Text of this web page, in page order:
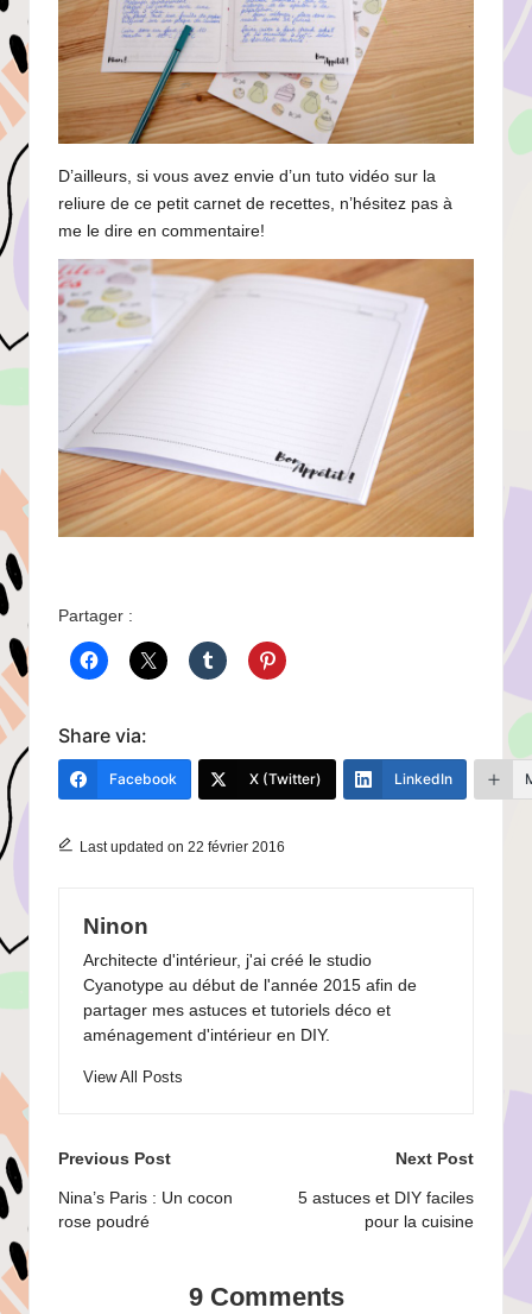
D’ailleurs, si vous avez envie d’un tuto vidéo sur la
reliure de ce petit carnet de recettes, n’hésitez pas à
me le dire en commentaire!
Partager :
Share via:
Facebook X (Twitter) LinkedIn
Last updated on 22 février 2016
Ninon
Architecte d'intérieur, j'ai créé le studio
Cyanotype au début de l'année 2015 afin de
partager mes astuces et tutoriels déco et
aménagement d'intérieur en DIY.
View All Posts
Post
navigation
Previous Post
Nina’s Paris : Un cocon
rose poudré
Next Post
5 astuces et DIY faciles
pour la cuisine
9 Comments